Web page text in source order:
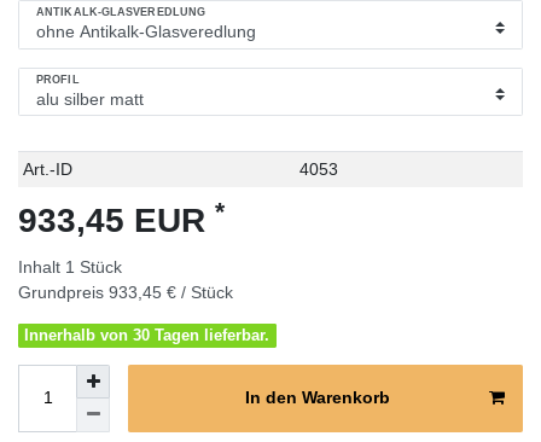
ANTIKALK-GLASVEREDLUNG
PROFIL
Technisches
Wert
Art.-ID 4053
933,45 EUR *
Inhalt 1 Stück
Grundpreis 933,45 € / Stück
Innerhalb von 30 Tagen lieferbar.
In den Warenkorb